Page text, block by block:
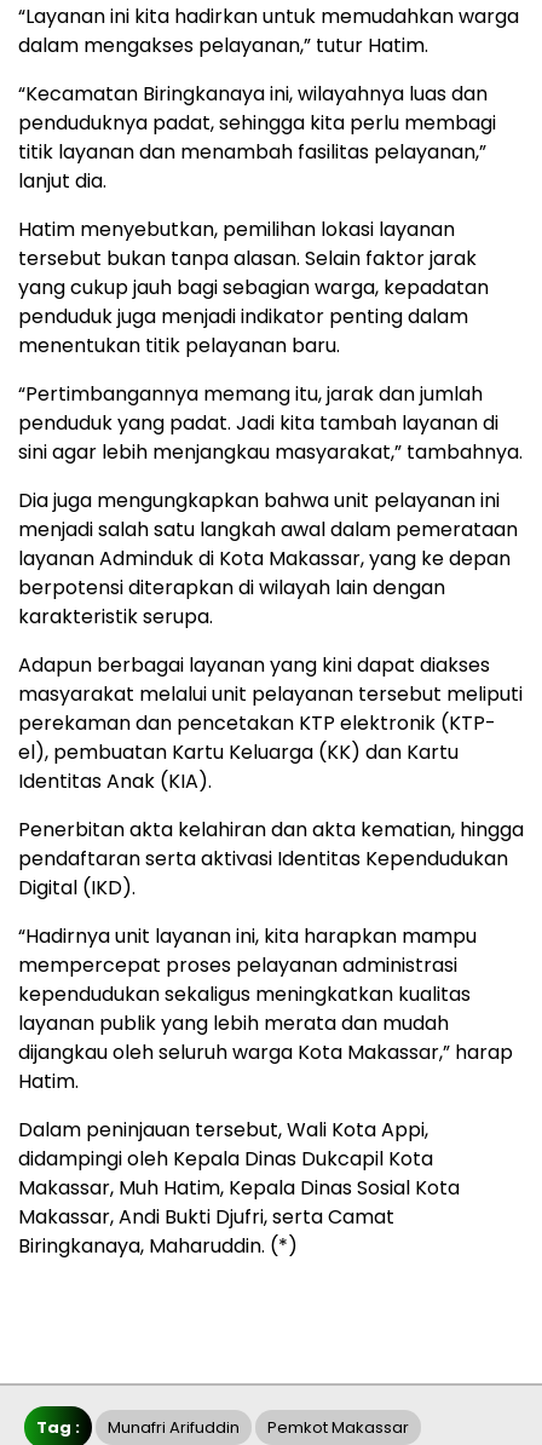
“Layanan ini kita hadirkan untuk memudahkan warga
dalam mengakses pelayanan,” tutur Hatim.
“Kecamatan Biringkanaya ini, wilayahnya luas dan
penduduknya padat, sehingga kita perlu membagi
titik layanan dan menambah fasilitas pelayanan,”
lanjut dia.
Hatim menyebutkan, pemilihan lokasi layanan
tersebut bukan tanpa alasan. Selain faktor jarak
yang cukup jauh bagi sebagian warga, kepadatan
penduduk juga menjadi indikator penting dalam
menentukan titik pelayanan baru.
“Pertimbangannya memang itu, jarak dan jumlah
penduduk yang padat. Jadi kita tambah layanan di
sini agar lebih menjangkau masyarakat,” tambahnya.
Dia juga mengungkapkan bahwa unit pelayanan ini
menjadi salah satu langkah awal dalam pemerataan
layanan Adminduk di Kota Makassar, yang ke depan
berpotensi diterapkan di wilayah lain dengan
karakteristik serupa.
Adapun berbagai layanan yang kini dapat diakses
masyarakat melalui unit pelayanan tersebut meliputi
perekaman dan pencetakan KTP elektronik (KTP-
el), pembuatan Kartu Keluarga (KK) dan Kartu
Identitas Anak (KIA).
Penerbitan akta kelahiran dan akta kematian, hingga
pendaftaran serta aktivasi Identitas Kependudukan
Digital (IKD).
“Hadirnya unit layanan ini, kita harapkan mampu
mempercepat proses pelayanan administrasi
kependudukan sekaligus meningkatkan kualitas
layanan publik yang lebih merata dan mudah
dijangkau oleh seluruh warga Kota Makassar,” harap
Hatim.
Dalam peninjauan tersebut, Wali Kota Appi,
didampingi oleh Kepala Dinas Dukcapil Kota
Makassar, Muh Hatim, Kepala Dinas Sosial Kota
Makassar, Andi Bukti Djufri, serta Camat
Biringkanaya, Maharuddin. (*)
Tag : Munafri Arifuddin Pemkot Makassar